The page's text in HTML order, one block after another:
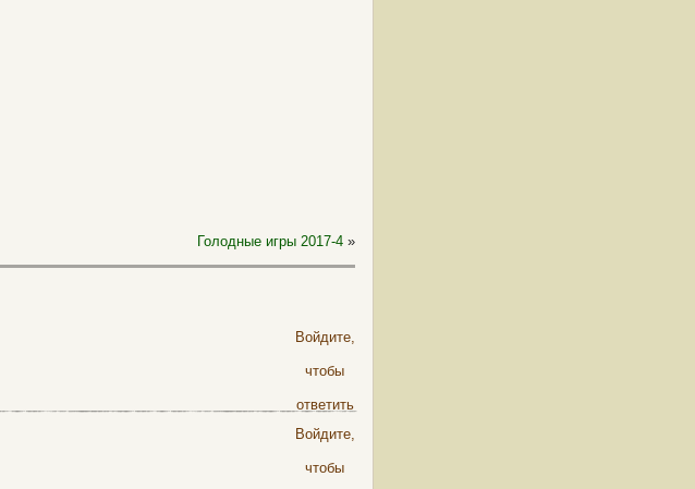
Голодные игры 2017-4 »
Войдите,
чтобы
ответить
Войдите,
чтобы